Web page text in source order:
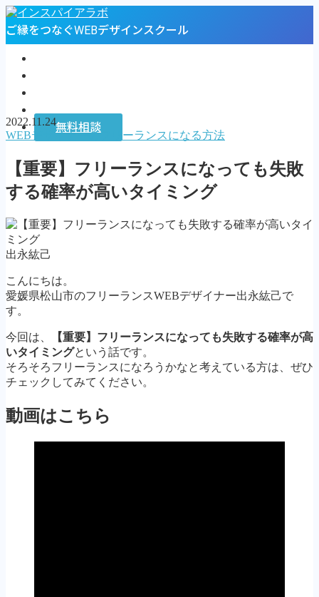
ご縁をつなぐWEBデザインスクール
インスパイアラボ
無料相談
トップページ
プロフィール
お客様の声
インスパイアラボ
無料相談
Follow Me
2022.11.24
WEBデザイナーのフリーランスになる方法
【重要】フリーランスになっても失敗
する確率が高いタイミング
出永紘己
こんにちは。
愛媛県松山市のフリーランスWEBデザイナー出永紘己で
す。
今回は、
【重要】フリーランスになっても失敗する確率が高
いタイミングという話です。
そろそろフリーランスになろうかなと考えている方は、ぜひ
チェックしてみてください。
動画はこちら